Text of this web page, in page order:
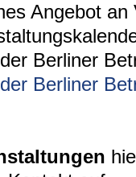
Angebot
Berliner
Berliner